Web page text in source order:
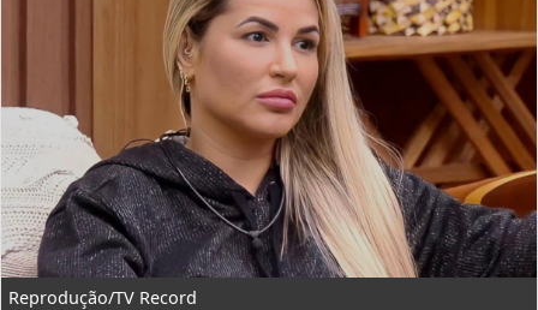
Reprodução/TV Record